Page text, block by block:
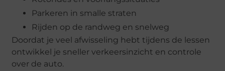
Parkeren in smalle straten
Rijden op de randweg en snelweg
Doordat je veel afwisseling hebt tijdens de lessen
ontwikkel je sneller verkeersinzicht en controle
over de auto.